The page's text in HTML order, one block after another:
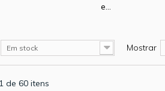
e...
Em stock Mostrar
de 60 itens